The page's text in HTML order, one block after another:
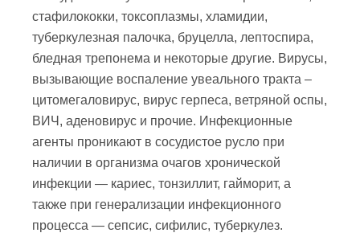
стафилококки, токсоплазмы, хламидии,
туберкулезная палочка, бруцелла, лептоспира,
бледная трепонема и некоторые другие. Вирусы,
вызывающие воспаление увеального тракта –
цитомегаловирус, вирус герпеса, ветряной оспы,
ВИЧ, аденовирус и прочие. Инфекционные
агенты проникают в сосудистое русло при
наличии в организма очагов хронической
инфекции — кариес, тонзиллит, гайморит, а
также при генерализации инфекционного
процесса — сепсис, сифилис, туберкулез.